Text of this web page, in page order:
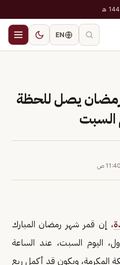
EN
يصل للحظة
السبت
11:40 ص
، إن قمر شهر رمضان المبارك
اليوم السبت، عند الساعة
مكة المكرمة، ويكون قد أكمل ربع